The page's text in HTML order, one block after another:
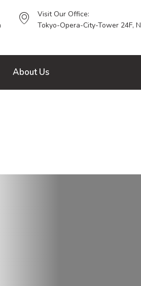
Visit Our Office:
Tokyo-Opera-City-Tower 24F,
About Us